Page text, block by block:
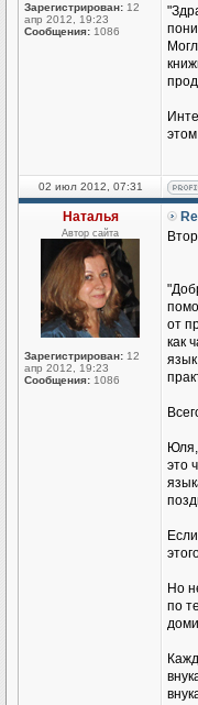
Зарегистрирован: 12
апр 2012, 19:23
Сообщения: 1086
02 июл 2012, 07:31
Наталья
Автор сайта
Зарегистрирован: 12
апр 2012, 19:23
Сообщения: 1086
от
как
Юля,
это
Но
по